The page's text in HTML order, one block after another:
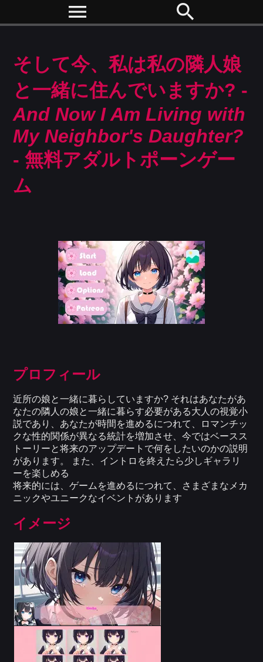
menu search
そして今、私は私の隣人娘
と一緒に住んでいますか? -
And Now I Am Living with
My Neighbor's Daughter?
- 無料アダルトポーンゲー
ム
プロフィール
近所の娘と一緒に暮らしていますか? それはあなたがあ
なたの隣人の娘と一緒に暮らす必要がある大人の視覚小
説であり、あなたが時間を進めるにつれて、ロマンチッ
クな性的関係が異なる統計を増加させ、今ではベースス
トーリーと将来のアップデートで何をしたいのかの説明
があります。 また、イントロを終えたら少しギャラリ
ーを楽しめる
将来的には、ゲームを進めるにつれて、さまざまなメカ
ニックやユニークなイベントがあります
イメージ